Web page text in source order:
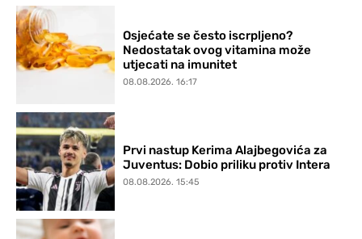
Osjećate se često iscrpljeno?
Nedostatak ovog vitamina može
utjecati na imunitet
08.08.2026. 16:17
Prvi nastup Kerima Alajbegovića za
Juventus: Dobio priliku protiv Intera
08.08.2026. 15:45